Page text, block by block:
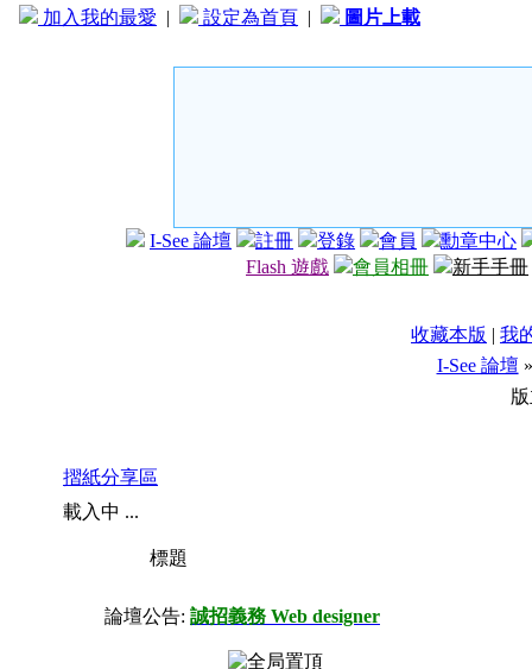
加入我的最愛 | 設定為首頁 | 圖片上載
I-See 論壇 註冊 登錄 會員
勳章中心
Flash 遊戲
會員相冊 新手手冊
收藏本版 | 我
I-See 論壇
摺紙分享區
載入中 ...
標題
論壇公告: 誠招義務 Web designer